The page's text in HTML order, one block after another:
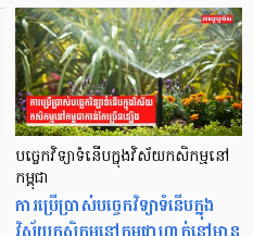
បច្ចេកវិទ្យាទំនើបក្នុងវិស័យកសិកម្មនៅ
កម្ពុជា
ការប្រើប្រាស់បច្ចេកវិទ្យាទំនើបក្នុង